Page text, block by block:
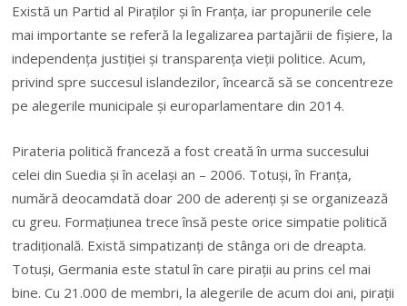
Există un Partid al Piraţilor și în Franţa, iar propunerile cele
mai importante se referă la legalizarea partajării de fişiere, la
independenţa justiţiei şi transparenţa vieţii politice. Acum,
privind spre succesul islandezilor, încearcă să se concentreze
pe alegerile municipale și europarlamentare din 2014.
Pirateria politică franceză a fost creată în urma succesului
celei din Suedia și în acelaşi an – 2006. Totuşi, în Franţa,
numără deocamdată doar 200 de aderenţi şi se organizează
cu greu. Formaţiunea trece însă peste orice simpatie politică
tradiţională. Există simpatizanţi de stânga ori de dreapta.
Totuși, Germania este statul în care pirații au prins cel mai
bine. Cu 21.000 de membri, la alegerile de acum doi ani, pirații